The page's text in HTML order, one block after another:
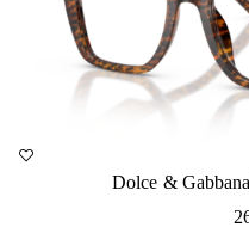
Dolce &